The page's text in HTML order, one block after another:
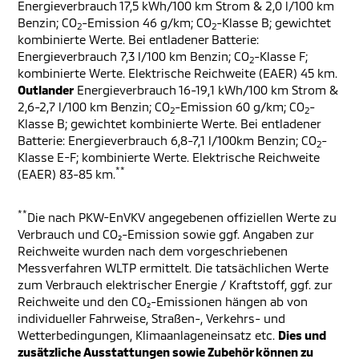
Energieverbrauch 17,5 kWh/100 km Strom & 2,0 l/100 km
Benzin; CO2-Emission 46 g/km; CO2-Klasse B; gewichtet
kombinierte Werte. Bei entladener Batterie:
Energieverbrauch 7,3 l/100 km Benzin; CO2-Klasse F;
kombinierte Werte. Elektrische Reichweite (EAER) 45 km.
Outlander Energieverbrauch 16-19,1 kWh/100 km Strom &
2,6-2,7 l/100 km Benzin; CO2-Emission 60 g/km; CO2-
Klasse B; gewichtet kombinierte Werte. Bei entladener
Batterie: Energieverbrauch 6,8-7,1 l/100km Benzin; CO2-
Klasse E-F; kombinierte Werte. Elektrische Reichweite
(EAER) 83-85 km.**
**Die nach PKW-EnVKV angegebenen offiziellen Werte zu
Verbrauch und CO₂-Emission sowie ggf. Angaben zur
Reichweite wurden nach dem vorgeschriebenen
Messverfahren WLTP ermittelt. Die tatsächlichen Werte
zum Verbrauch elektrischer Energie / Kraftstoff, ggf. zur
Reichweite und den CO₂-Emissionen hängen ab von
individueller Fahrweise, Straßen-, Verkehrs- und
Wetterbedingungen, Klimaanlageneinsatz etc. Dies und
zusätzliche Ausstattungen sowie Zubehör können zu